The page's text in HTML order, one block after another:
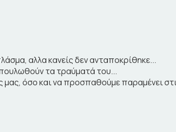
αλλα κανείς δεν ανταποκρίθηκε...
τα τραύματά του...
μας, όσο και να προσπαθούμε παραμένει